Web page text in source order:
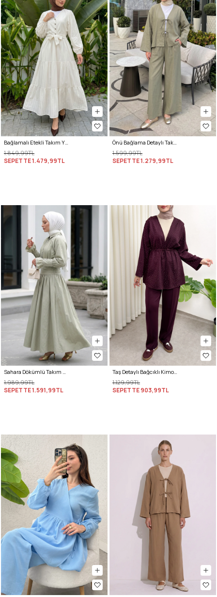
Bağlamalı Etekli Takım Y0149 - KREM
1.849,99TL
SEPETTE1.479,99TL
Önü Bağlama Detaylı Takım Y0143 - HAKİ
1.599,99TL
SEPETTE1.279,99TL
Sahara Dökümlü Takım 3008 - SU YEŞİLİ
1.989,99TL
SEPETTE1.591,99TL
Taş Detaylı Bağcıklı Kimono Takım 51712 - BORDO
1.129,99TL
SEPETTE903,99TL